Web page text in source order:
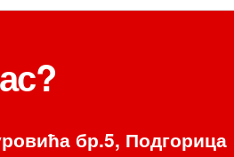
бр.5, Подгорица